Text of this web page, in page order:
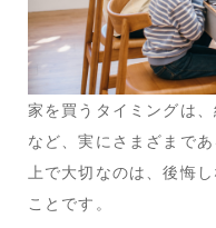
家を買うタイミングは
など、実にさまざまで
上で大切なのは、後悔
ことです。